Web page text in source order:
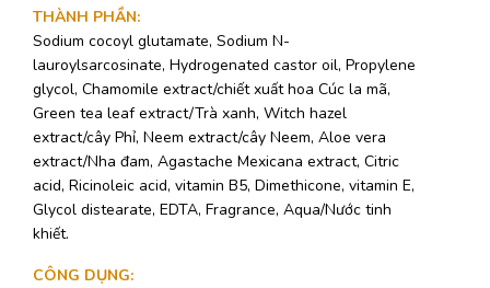
THÀNH PHẦN:
Sodium cocoyl glutamate, Sodium N-
lauroylsarcosinate, Hydrogenated castor oil, Propylene
glycol, Chamomile extract/chiết xuất hoa Cúc la mã,
Green tea leaf extract/Trà xanh, Witch hazel
extract/cây Phỉ, Neem extract/cây Neem, Aloe vera
extract/Nha đam, Agastache Mexicana extract, Citric
acid, Ricinoleic acid, vitamin B5, Dimethicone, vitamin E,
Glycol distearate, EDTA, Fragrance, Aqua/Nước tinh
khiết.
CÔNG DỤNG: